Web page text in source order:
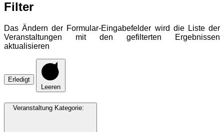
Filter
Das Ändern der Formular-Eingabefelder wird die Liste der
Veranstaltungen mit den gefilterten Ergebnissen
aktualisieren
Erledigt
Leeren
Veranstaltung Kategorie: